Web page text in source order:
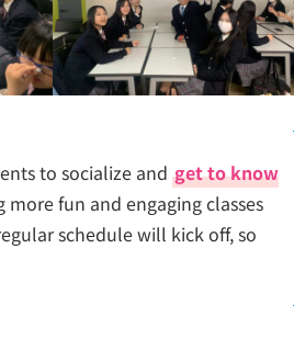
to socialize and get to know
fun and engaging classes
schedule will kick off, so